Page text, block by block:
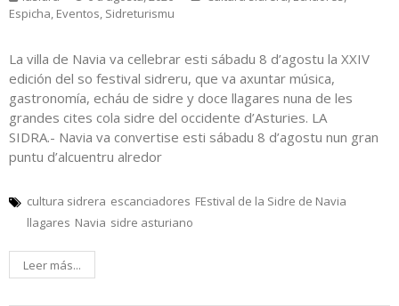
Espicha, Eventos, Sidreturismu
La villa de Navia va cellebrar esti sábadu 8 d’agostu la XXIV
edición del so festival sidreru, que va axuntar música,
gastronomía, echáu de sidre y doce llagares nuna de les
grandes cites cola sidre del occidente d’Asturies. LA
SIDRA.- Navia va convertise esti sábadu 8 d’agostu nun gran
puntu d’alcuentru alredor
cultura sidrera escanciadores FEstival de la Sidre de Navia
llagares Navia sidre asturiano
Leer más...